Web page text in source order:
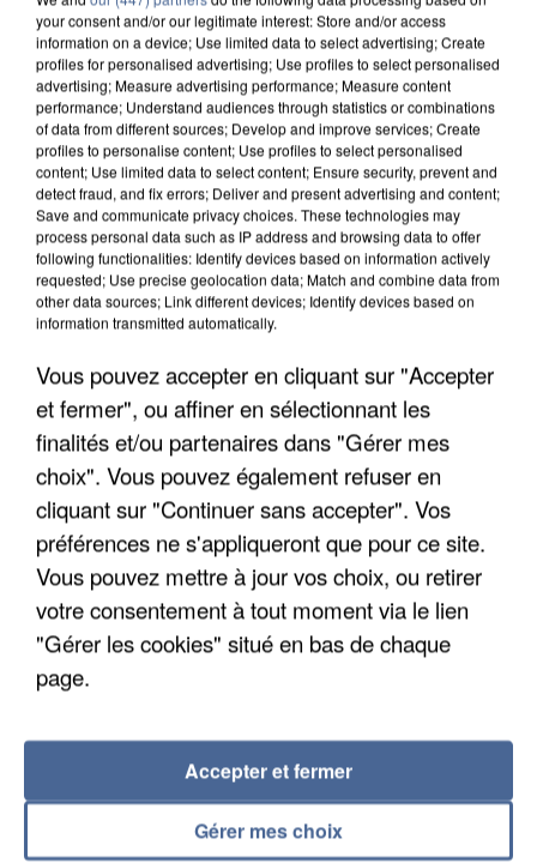
APRÈS TOUTES CES CANICULES, LES REFUGES
L’UN DES FONDATEURS SUPPOSÉS DE LA DZ
MAFIA INTERPELLÉ EN ALGÉRIE
your consent and/or our legitimate interest: Store and/or access
information on a device; Use limited data to select advertising; Create
profiles for personalised advertising; Use profiles to select personalised
advertising; Measure advertising performance; Measure content
performance; Understand audiences through statistics or combinations
of data from different sources; Develop and improve services; Create
profiles to personalise content; Use profiles to select personalised
content; Use limited data to select content; Ensure security, prevent and
detect fraud, and fix errors; Deliver and present advertising and content;
Save and communicate privacy choices. These technologies may
process personal data such as IP address and browsing data to offer
following functionalities: Identify devices based on information actively
requested; Use precise geolocation data; Match and combine data from
other data sources; Link different devices; Identify devices based on
information transmitted automatically.
Vous pouvez accepter en cliquant sur "Accepter
et fermer", ou affiner en sélectionnant les
finalités et/ou partenaires dans "Gérer mes
choix". Vous pouvez également refuser en
cliquant sur "Continuer sans accepter". Vos
préférences ne s'appliqueront que pour ce site.
Vous pouvez mettre à jour vos choix, ou retirer
votre consentement à tout moment via le lien
"Gérer les cookies" situé en bas de chaque
page.
Gérer mes choix
Accepter et fermer